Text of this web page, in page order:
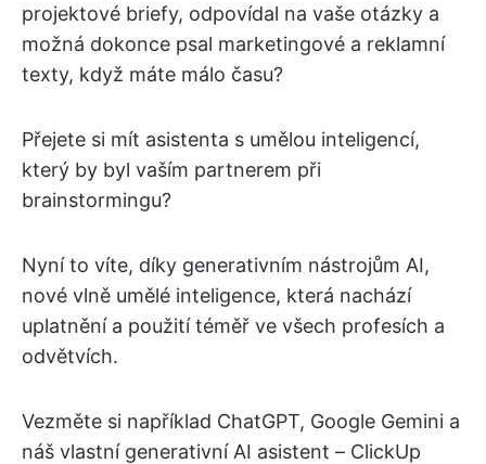
projektové briefy, odpovídal na vaše otázky a
možná dokonce psal marketingové a reklamní
texty, když máte málo času?
Přejete si mít asistenta s umělou inteligencí,
který by byl vaším partnerem při
brainstormingu?
Nyní to víte, díky generativním nástrojům AI,
nové vlně umělé inteligence, která nachází
uplatnění a použití téměř ve všech profesích a
odvětvích.
Vezměte si například ChatGPT, Google Gemini a
náš vlastní generativní AI asistent – ClickUp